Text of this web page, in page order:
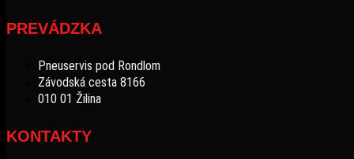
PREVÁDZKA
Pneuservis pod Rondlom
Závodská cesta 8166
010 01 Žilina
KONTAKTY